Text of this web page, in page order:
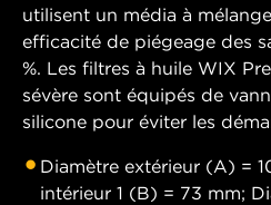
utilisent un média à
efficacité de piégeage des
%. Les filtres à huile WIX
sévère sont équipés de
silicone pour éviter les
Diamètre extérieur (A) =
intérieur 1 (B) = 73 mm;